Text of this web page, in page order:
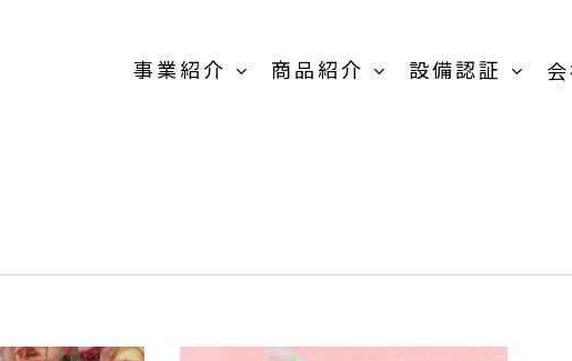
事業紹介
OEM/PB開発事
MEIKOパウダー
TOP
商品紹介
抹茶製品
設備認証